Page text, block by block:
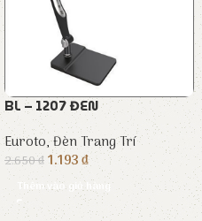
BL – 1207 ĐEN
Euroto,Đèn Trang Trí
2.650₫1.193₫
Thêm vào giỏ hàng